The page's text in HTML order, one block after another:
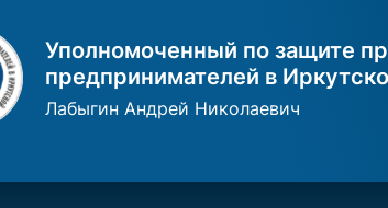
Уполномоченный по защите
предпринимателей в
Лабыгин Андрей Николаевич